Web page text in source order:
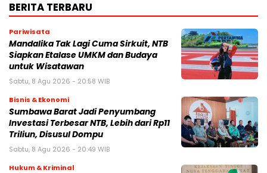
BERITA TERBARU
Pariwisata
Mandalika Tak Lagi Cuma Sirkuit, NTB
Siapkan Etalase UMKM dan Budaya
untuk Wisatawan
Sabtu, 8 Agu 2026 - 20:58 WIB
Bisnis & Ekonomi
Sumbawa Barat Jadi Penyumbang
Investasi Terbesar NTB, Lebih dari Rp11
Triliun, Disusul Dompu
Sabtu, 8 Agu 2026 - 20:49 WIB
Hukum & Kriminal